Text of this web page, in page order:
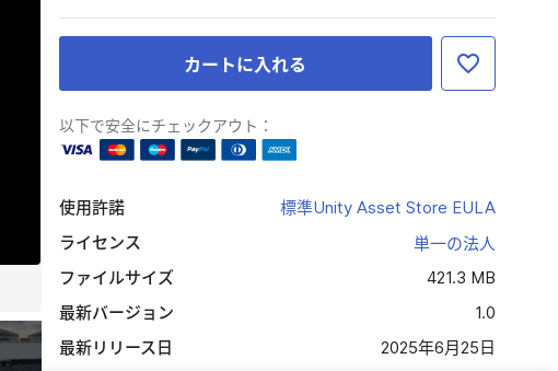
カートに入れる
以下で安全にチェックアウト：
使用許諾
標準Unity Asset Store EULA
ライセンス
単一の法人
ファイルサイズ
421.3 MB
最新バージョン
1.0
最新リリース日
2025年6月25日